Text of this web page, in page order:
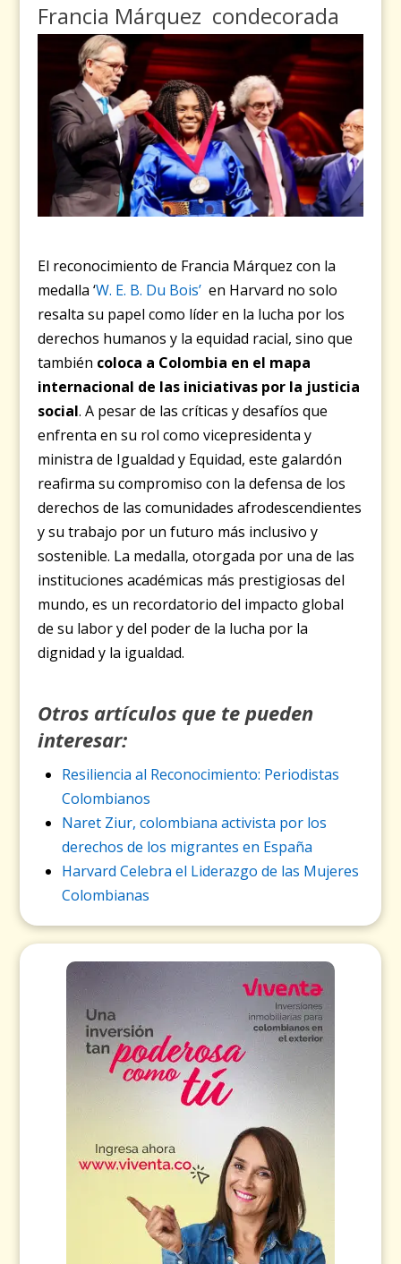
Francia Márquez condecorada
El reconocimiento de Francia Márquez con la
medalla ‘W. E. B. Du Bois’ en Harvard no solo
resalta su papel como líder en la lucha por los
derechos humanos y la equidad racial, sino que
también coloca a Colombia en el mapa
internacional de las iniciativas por la justicia
social. A pesar de las críticas y desafíos que
enfrenta en su rol como vicepresidenta y
ministra de Igualdad y Equidad, este galardón
reafirma su compromiso con la defensa de los
derechos de las comunidades afrodescendientes
y su trabajo por un futuro más inclusivo y
sostenible. La medalla, otorgada por una de las
instituciones académicas más prestigiosas del
mundo, es un recordatorio del impacto global
de su labor y del poder de la lucha por la
dignidad y la igualdad.
Otros artículos que te pueden
interesar:
Resiliencia al Reconocimiento: Periodistas
Colombianos
Naret Ziur, colombiana activista por los
derechos de los migrantes en España
Harvard Celebra el Liderazgo de las Mujeres
Colombianas